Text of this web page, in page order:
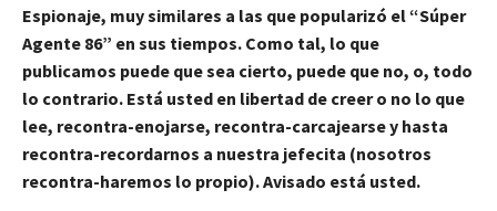
Espionaje, muy similares a las que popularizó el “Súper
Agente 86” en sus tiempos. Como tal, lo que
publicamos puede que sea cierto, puede que no, o, todo
lo contrario. Está usted en libertad de creer o no lo que
lee, recontra-enojarse, recontra-carcajearse y hasta
recontra-recordarnos a nuestra jefecita (nosotros
recontra-haremos lo propio). Avisado está usted.